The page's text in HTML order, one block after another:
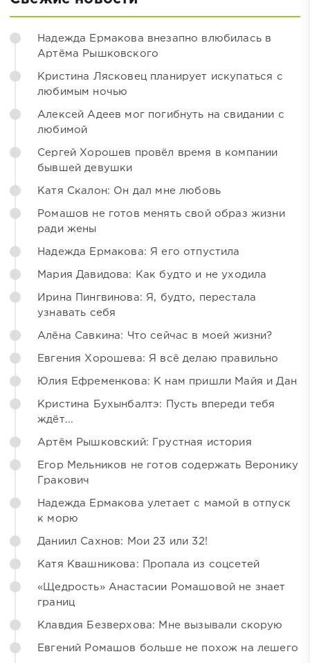
Надежда Ермакова внезапно влюбилась в
Артёма Рышковского
Кристина Лясковец планирует искупаться с
любимым ночью
Алексей Адеев мог погибнуть на свидании с
любимой
Сергей Хорошев провёл время в компании
бывшей девушки
Катя Скалон: Он дал мне любовь
Ромашов не готов менять свой образ жизни
ради жены
Надежда Ермакова: Я его отпустила
Мария Давидова: Как будто и не уходила
Ирина Пингвинова: Я, будто, перестала
узнавать себя
Алёна Савкина: Что сейчас в моей жизни?
Евгения Хорошева: Я всё делаю правильно
Юлия Ефременкова: К нам пришли Майя и Дан
Кристина Бухынбалтэ: Пусть впереди тебя
ждёт...
Артём Рышковский: Грустная история
Егор Мельников не готов содержать Веронику
Гракович
Надежда Ермакова улетает с мамой в отпуск
к морю
Даниил Сахнов: Мои 23 или 32!
Катя Квашникова: Пропала из соцсетей
«Щедрость» Анастасии Ромашовой не знает
границ
Клавдия Безверхова: Мне вызывали скорую
Евгений Ромашов больше не похож на лешего